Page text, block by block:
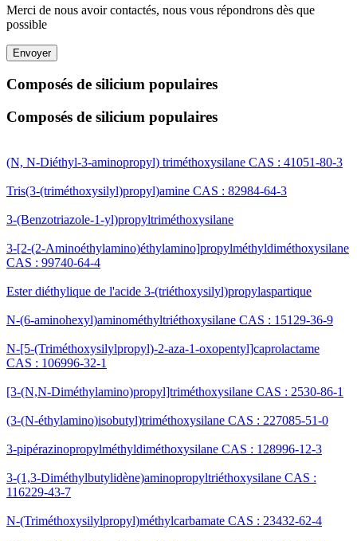
Merci de nous avoir contactés, nous vous répondrons dès que
possible
Envoyer
Composés de silicium populaires
Composés de silicium populaires
(N, N-Diéthyl-3-aminopropyl) triméthoxysilane CAS : 41051-80-3
Tris(3-(triméthoxysilyl)propyl)amine CAS : 82984-64-3
3-(Benzotriazole-1-yl)propyltriméthoxysilane
3-[2-(2-Aminoéthylamino)éthylamino]propylméthyldiméthoxysilane
CAS : 99740-64-4
Ester diéthylique de l'acide 3-(triéthoxysilyl)propylaspartique
N-(6-aminohexyl)aminométhyltriéthoxysilane CAS : 15129-36-9
N-[5-(Triméthoxysilylpropyl)-2-aza-1-oxopentyl]caprolactame
CAS : 106996-32-1
[3-(N,N-Diméthylamino)propyl]triméthoxysilane CAS : 2530-86-1
(3-(N-éthylamino)isobutyl)triméthoxysilane CAS : 227085-51-0
3-pipérazinopropylméthyldiméthoxysilane CAS : 128996-12-3
3-(1,3-Diméthylbutylidène)aminopropyltriéthoxysilane CAS :
116229-43-7
N-(Triméthoxysilylpropyl)méthylcarbamate CAS : 23432-62-4